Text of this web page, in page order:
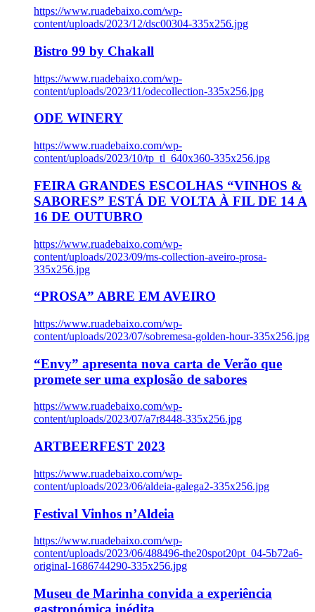
https://www.ruadebaixo.com/wp-
content/uploads/2023/12/dsc00304-335x256.jpg
Bistro 99 by Chakall
https://www.ruadebaixo.com/wp-
content/uploads/2023/11/odecollection-335x256.jpg
ODE WINERY
https://www.ruadebaixo.com/wp-
content/uploads/2023/10/tp_tl_640x360-335x256.jpg
FEIRA GRANDES ESCOLHAS “VINHOS &
SABORES” ESTÁ DE VOLTA À FIL DE 14 A
16 DE OUTUBRO
https://www.ruadebaixo.com/wp-
content/uploads/2023/09/ms-collection-aveiro-prosa-
335x256.jpg
“PROSA” ABRE EM AVEIRO
https://www.ruadebaixo.com/wp-
content/uploads/2023/07/sobremesa-golden-hour-335x256.jpg
“Envy” apresenta nova carta de Verão que
promete ser uma explosão de sabores
https://www.ruadebaixo.com/wp-
content/uploads/2023/07/a7r8448-335x256.jpg
ARTBEERFEST 2023
https://www.ruadebaixo.com/wp-
content/uploads/2023/06/aldeia-galega2-335x256.jpg
Festival Vinhos n’Aldeia
https://www.ruadebaixo.com/wp-
content/uploads/2023/06/488496-the20spot20pt_04-5b72a6-
original-1686744290-335x256.jpg
Museu de Marinha convida a experiência
gastronómica inédita